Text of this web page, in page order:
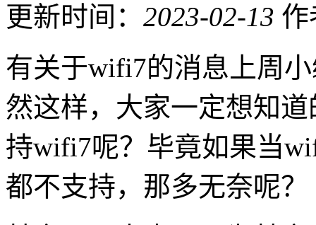
更新时间： 2023-02-13 作
有关于wifi7的消息上周
然这样，大家一定想知
持wifi7呢？毕竟如果当
都不支持，那多无奈呢？